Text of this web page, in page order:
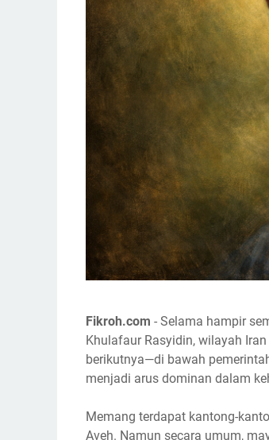
Fikroh.com - Selama hampir
Khulafaur Rasyidin, wilayah
berikutnya—di bawah
menjadi arus dominan dalam
Memang terdapat kantong-
Aveh. Namun secara umum,